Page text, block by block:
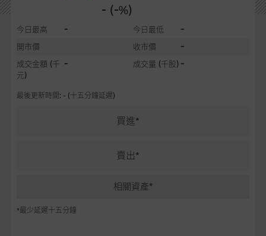
牛熊證
選股攻略
中資股票專頁
- (-%)
今日最高 - 今日最低 -
開市價 收市價 -
成交金額 (千
元)
- 成交量 (千股) -
最後更新時間: - (十五分鐘延遲)
買進*
賣出*
相關資產*
*最少延遲十五分鐘